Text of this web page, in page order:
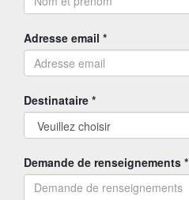
Adresse email *
Destinataire *
Demande de renseignements *